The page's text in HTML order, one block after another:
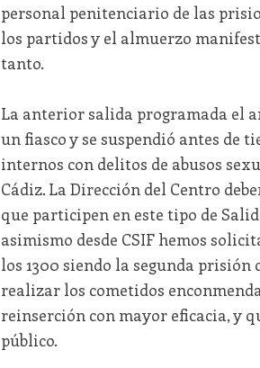
personal penitenciario de las
los partidos y el almuerzo
tanto.
La anterior salida programada el
un fiasco y se suspendió antes de
internos con delitos de abusos
Cádiz. La Dirección del Centro
que participen en este tipo de
asimismo desde CSIF hemos
los 1300 siendo la segunda
realizar los cometidos
reinserción con mayor eficacia, y
público.